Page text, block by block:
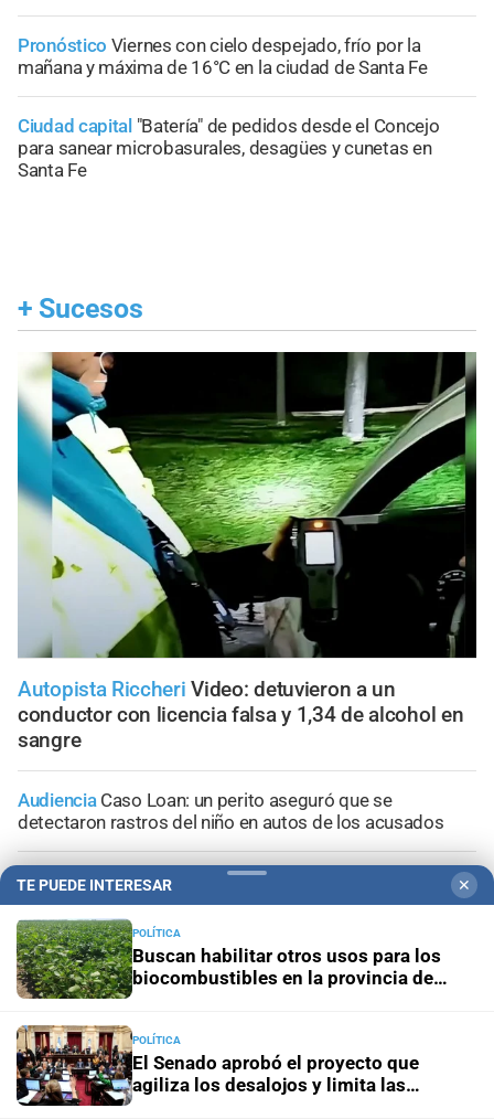
Pronóstico Viernes con cielo despejado, frío por la
mañana y máxima de 16°C en la ciudad de Santa Fe
Ciudad capital "Batería" de pedidos desde el Concejo
para sanear microbasurales, desagües y cunetas en
Santa Fe
+ Sucesos
Autopista Riccheri Video: detuvieron a un
conductor con licencia falsa y 1,34 de alcohol en
sangre
Audiencia Caso Loan: un perito aseguró que se
detectaron rastros del niño en autos de los acusados
Juicio oral Declaración clave: el enfermero aseguró que
Maradona “fue al baño” la noche anterior a su muerte
Santa FeUn hombre fue ejecutado de un tiro en la
espalda en la zona noroeste de la ciudad
Santa FeBuscan intensamente a un hombre que
desapareció mientras practicaba kitesurf en Paraje El
Chaquito
TE PUEDE INTERESAR ✕
POLÍTICA
Buscan habilitar otros usos para los
biocombustibles en la provincia de
POLÍTICA
El Senado aprobó el proyecto que
agiliza los desalojos y limita las